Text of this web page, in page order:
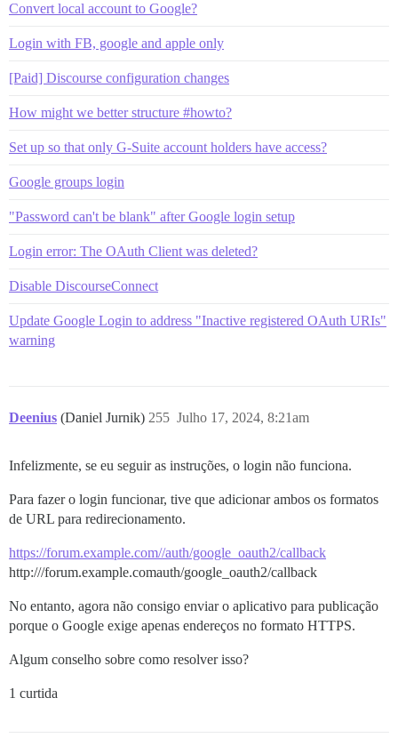
Convert local account to Google?
Login with FB, google and apple only
[Paid] Discourse configuration changes
How might we better structure #howto?
Set up so that only G-Suite account holders have access?
Google groups login
"Password can't be blank" after Google login setup
Login error: The OAuth Client was deleted?
Disable DiscourseConnect
Update Google Login to address "Inactive registered OAuth URIs"
warning
Deenius (Daniel Jurnik) Julho 17, 2024, 8:21am
255
Infelizmente, se eu seguir as instruções, o login não funciona.
Para fazer o login funcionar, tive que adicionar ambos os formatos
de URL para redirecionamento.
https://forum.example.com//auth/google_oauth2/callback
http:///forum.example.comauth/google_oauth2/callback
No entanto, agora não consigo enviar o aplicativo para publicação
porque o Google exige apenas endereços no formato HTTPS.
Algum conselho sobre como resolver isso?
1 curtida